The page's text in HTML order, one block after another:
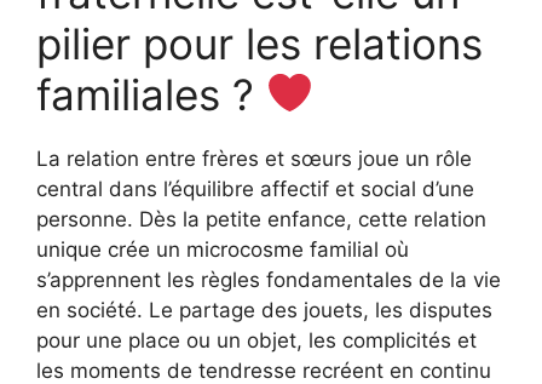
pilier pour les relations
familiales ?
La relation entre frères et sœurs joue un rôle
central dans l’équilibre affectif et social d’une
personne. Dès la petite enfance, cette relation
unique crée un microcosme familial où
s’apprennent les règles fondamentales de la vie
en société. Le partage des jouets, les disputes
pour une place ou un objet, les complicités et
les moments de tendresse recréent en continu